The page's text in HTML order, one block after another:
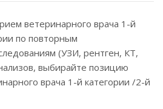
ветеринарного врача 1-й
по повторным
(УЗИ, рентген, КТ,
выбирайте позицию
врача 1-й категории /2-й